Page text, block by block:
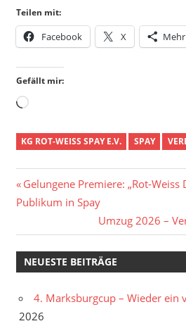
Teilen mit:
Facebook X Mehr
Gefällt mir:
Wird
KG ROT-WEISS SPAY E.V. SPAY
Vorheriger
Beitrag:
Gelungene Premiere: „Rot-Weiss
Publikum in Spay
Nächster
Beitrag:
Umzug 2026 –
NEUESTE BEITRÄGE
4. Marksburgcup – Wieder ein
2026